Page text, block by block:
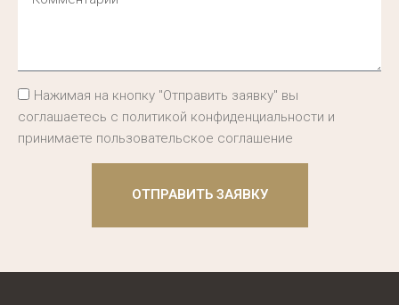
Нажимая на кнопку "Отправить заявку" вы
соглашаетесь с политикой конфиденциальности и
принимаете пользовательское соглашение
ОТПРАВИТЬ ЗАЯВКУ